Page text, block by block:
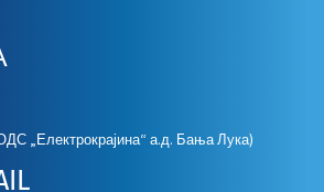
„Електрокрајина“ а.д. Бања Лука)